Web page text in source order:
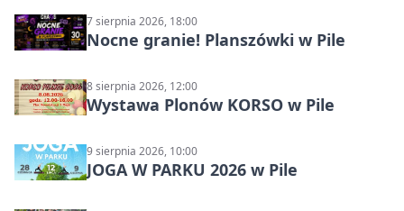
7 sierpnia 2026, 18:00
Nocne granie! Planszówki w Pile
8 sierpnia 2026, 12:00
Wystawa Plonów KORSO w Pile
9 sierpnia 2026, 10:00
JOGA W PARKU 2026 w Pile